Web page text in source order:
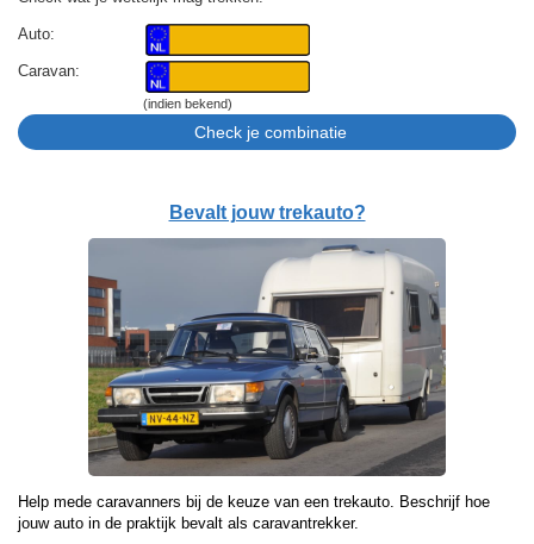
Auto:
Caravan:
(indien bekend)
Bevalt jouw trekauto?
Help mede caravanners bij de keuze van een trekauto. Beschrijf hoe
jouw auto in de praktijk bevalt als caravantrekker.